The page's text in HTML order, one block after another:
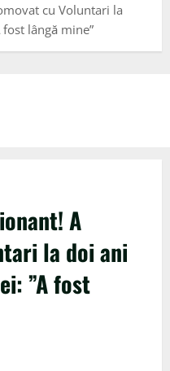
cu Voluntari la
lângă mine”
A
la doi ani
”A fost